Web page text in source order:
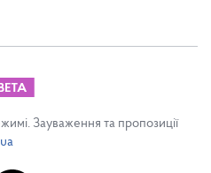
Зауваження та пропозиції